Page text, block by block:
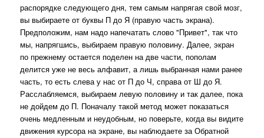
распорядке следующего дня, тем самым напрягая свой мозг,
вы выбираете от буквы П до Я (правую часть экрана).
Предположим, нам надо напечатать слово "Привет", так что
мы, напрягшись, выбираем правую половину. Далее, экран
по прежнему остается поделен на две части, пополам
делится уже не весь алфавит, а лишь выбранная нами ранее
часть, то есть слева у нас от П до Ч, справа от Ш до Я.
Расслабляемся, выбираем левую половину и так далее, пока
не дойдем до П. Поначалу такой метод может показаться
очень медленным и неудобным, но поверьте, когда вы видите
движения курсора на экране, вы наблюдаете за Обратной